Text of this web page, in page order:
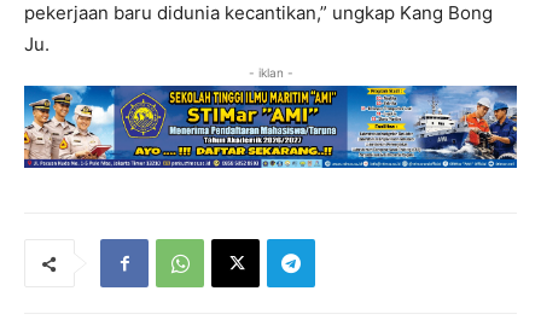
pekerjaan baru didunia kecantikan,” ungkap Kang Bong
Ju.
- iklan -